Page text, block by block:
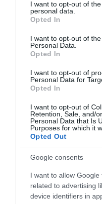
not limited to your visit or
grant or deny consent to
use your data for below
consent section.
I want to opt-out of
personal data.
Opted In
I want to opt-out of
Personal Data.
Opted In
I want to opt-out of
Personal Data for
Opted In
I want to opt-out of
Retention, Sale, and/
Personal Data that Is
Purposes for which it
Opted Out
Google consents
I want to allow
related to advertising
device identifiers in